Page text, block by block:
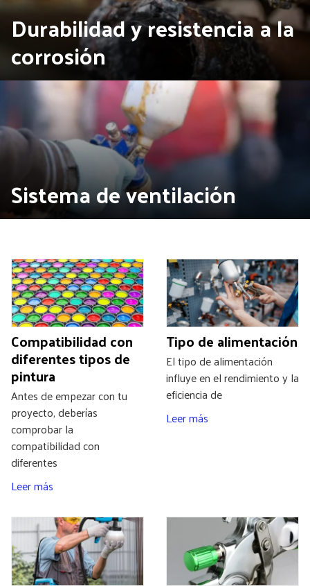
Durabilidad y resistencia a la
corrosión
Sistema de ventilación
Compatibilidad con
diferentes tipos de
pintura
Antes de empezar con tu
proyecto, deberías
comprobar la
compatibilidad con
diferentes
Leer más
Tipo de alimentación
El tipo de alimentación
influye en el rendimiento y la
eficiencia de
Leer más